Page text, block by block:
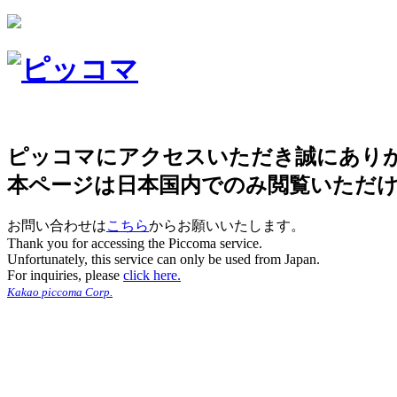
ピッコマにアクセスいただき誠にあり
本ページは日本国内でのみ閲覧いただ
お問い合わせはこちらからお願いいたします。
Thank you for accessing the Piccoma service.
Unfortunately, this service can only be used from Japan.
For inquiries, please click here.
Kakao piccoma Corp.